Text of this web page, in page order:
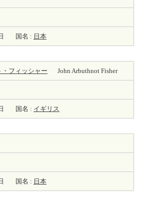
国名 : 日本
フィッシャー John Arbuthnot Fisher
国名 : イギリス
国名 : 日本